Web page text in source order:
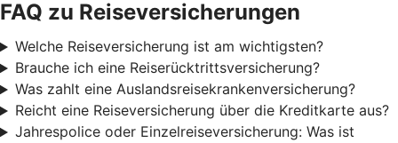
FAQ zu Reiseversicherungen
Welche Reiseversicherung ist am wichtigsten?
Brauche ich eine Reiserücktrittsversicherung?
Was zahlt eine Auslandsreisekrankenversicherung?
Reicht eine Reiseversicherung über die Kreditkarte aus?
Jahrespolice oder Einzelreiseversicherung: Was ist